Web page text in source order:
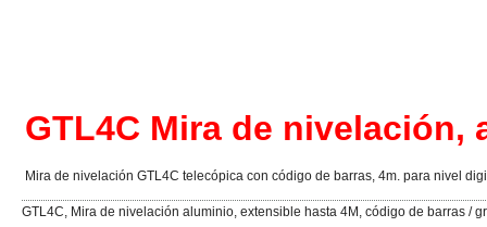
GTL4C Mira de nivelación,
Mira de nivelación GTL4C telecópica con código de barras, 4m. para nivel
GTL4C, Mira de nivelación aluminio, extensible hasta 4M, código de barras /